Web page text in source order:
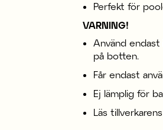
Perfekt för
VARNING!
Använd
på botten.
Får endast
Ej lämplig för
Läs